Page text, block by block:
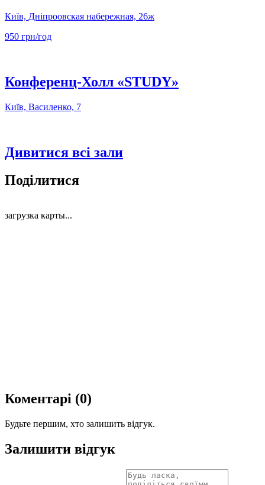
Київ, Дніпроовская набережная, 26ж
950 грн/год
Конференц-Холл «STUDY»
Київ, Василенко, 7
Дивитися всі зали
Поділитися
загрузка карты...
Коментарі (0)
Будьте першим, хто залишить відгук.
Залишити відгук